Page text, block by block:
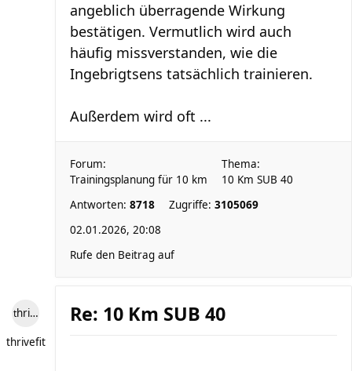
angeblich überragende Wirkung
bestätigen. Vermutlich wird auch
häufig missverstanden, wie die
Ingebrigtsens tatsächlich trainieren.
Außerdem wird oft ...
Forum:
Trainingsplanung für 10 km
Thema:
10 Km SUB 40
Antworten: 8718 Zugriffe: 3105069
02.01.2026, 20:08
Rufe den Beitrag auf
thrivefit
thrivefit
Re: 10 Km SUB 40